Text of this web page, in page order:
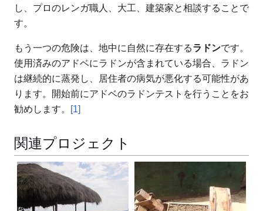
し、プロのレンガ職人、大工、建築家と相談することで
す。
もう一つの危険は、地中に自然に存在するラドンです。
使用済みのアドベにラドンが含まれている場合、ラドン
は継続的に蒸発し、居住者の病気が悪化する可能性があ
ります。開始前にアドベのラドンテストを行うことをお
勧めします。
[1]
関連プロジェクト